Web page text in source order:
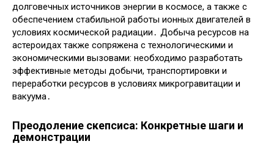
долговечных источников энергии в космосе, а также с
обеспечением стабильной работы ионных двигателей в
условиях космической радиации․ Добыча ресурсов на
астероидах также сопряжена с технологическими и
экономическими вызовами: необходимо разработать
эффективные методы добычи, транспортировки и
переработки ресурсов в условиях микрогравитации и
вакуума․
Преодоление скепсиса: Конкретные шаги и
демонстрации